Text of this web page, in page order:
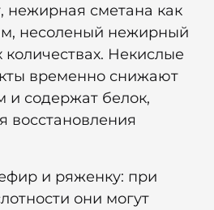
нежирная сметана как
несоленый нежирный
Некислые
временно снижают
и содержат белок,
восстановления
и ряженку: при
они могут